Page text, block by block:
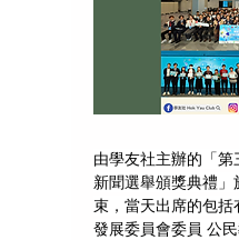
由學友社主辦的「
新聞選舉頒獎典禮
束，當天出席的包
發展委員會委員 公